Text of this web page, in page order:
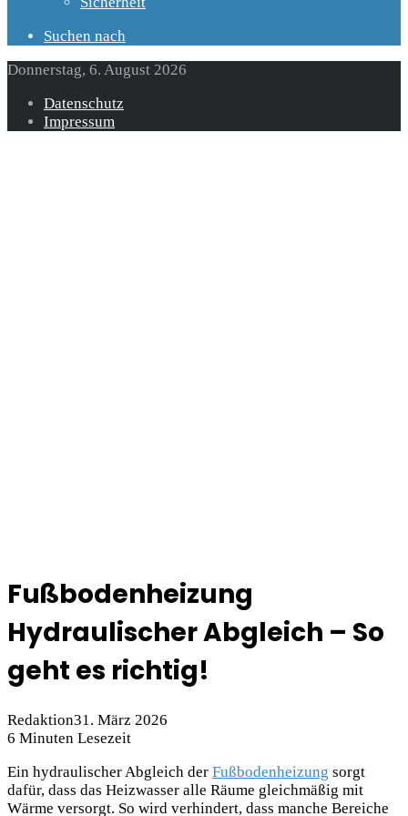
Suchen nach
Donnerstag, 6. August 2026
Datenschutz
Impressum
Fußbodenheizung
Hydraulischer Abgleich – So
geht es richtig!
Redaktion31. März 2026
6 Minuten Lesezeit
Ein hydraulischer Abgleich der Fußbodenheizung sorgt
dafür, dass das Heizwasser alle Räume gleichmäßig mit
Wärme versorgt. So wird verhindert, dass manche Bereiche